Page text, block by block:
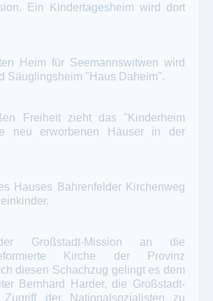
Ein Kindertagesheim wird dort
Heim für Seemannswitwen wird
Säuglingsheim "Haus Daheim".
Freiheit zieht das "Kinderheim
neu erworbenen Häuser in der
Hauses Bahrenfelder Kirchenweg
Großstadt-Mission an die
reformierte Kirche der Provinz
diesen Schachzug gelingt es dem
Bernhard Harder, die Großstadt-
Zugriff der Nationalsozialisten zu